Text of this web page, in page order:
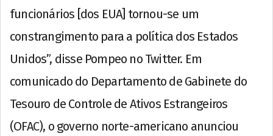
funcionários [dos EUA] tornou-se um
constrangimento para a política dos Estados
Unidos”, disse Pompeo no Twitter. Em
comunicado do Departamento de Gabinete do
Tesouro de Controle de Ativos Estrangeiros
(OFAC), o governo norte-americano anunciou